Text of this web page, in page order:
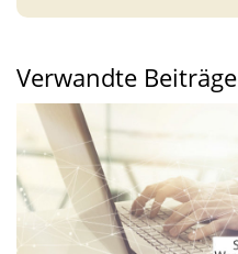
Verwandte Beiträge